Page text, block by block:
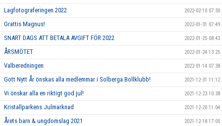
Lagfotograferingen 2022 2022-02-10 07:30
Grattis Magnus! 2022-01-31 07:49
SNART DAGS ATT BETALA AVGIFT FÖR 2022 2022-01-25 08:43
ÅRSMÖTET 2022-01-24 13:25
Valberedningen 2022-01-14 07:38
Gott Nytt År önskas alla medlemmar i Solberga Bollklubb! 2021-12-31 11:12
Vi önskar alla en riktigt god jul! 2021-12-23 10:38
Kristallparkens Julmarknad 2021-12-20 11:04
Årets barn & ungdomslag 2021 2021-12-18 17:05